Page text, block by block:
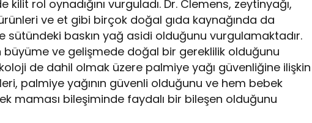
rol oynadığını vurguladı. Dr. Clemens, zeytinyağı,
ürünleri ve et gibi birçok doğal gıda kaynağında da
sütündeki baskın yağ asidi olduğunu vurgulamaktadır.
ve gelişmede doğal bir gereklilik olduğunu
de dahil olmak üzere palmiye yağı güvenliğine ilişkin
palmiye yağının güvenli olduğunu ve hem bebek
maması bileşiminde faydalı bir bileşen olduğunu